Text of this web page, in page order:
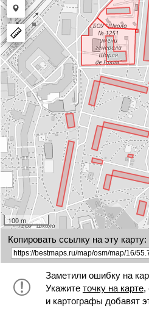
polyline
a
polygon
Draw
a
marker
100 m
Копировать ссылку на эту карту:
Заметили ошибку на
Укажите точку на карте,
и картографы добавят